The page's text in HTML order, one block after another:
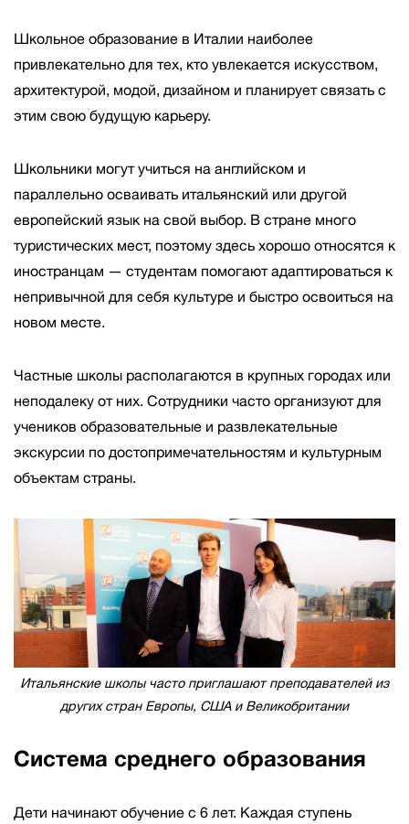
Школьное образование в Италии наиболее
привлекательно для тех, кто увлекается искусством,
архитектурой, модой, дизайном и планирует связать с
этим свою будущую карьеру.
Школьники могут учиться на английском и
параллельно осваивать итальянский или другой
европейский язык на свой выбор. В стране много
туристических мест, поэтому здесь хорошо относятся к
иностранцам — студентам помогают адаптироваться к
непривычной для себя культуре и быстро освоиться на
новом месте.
Частные школы располагаются в крупных городах или
неподалеку от них. Сотрудники часто организуют для
учеников образовательные и развлекательные
экскурсии по достопримечательностям и культурным
объектам страны.
Итальянские школы часто приглашают преподавателей из
других стран Европы, США и Великобритании
Система среднего образования
Дети начинают обучение с 6 лет. Каждая ступень